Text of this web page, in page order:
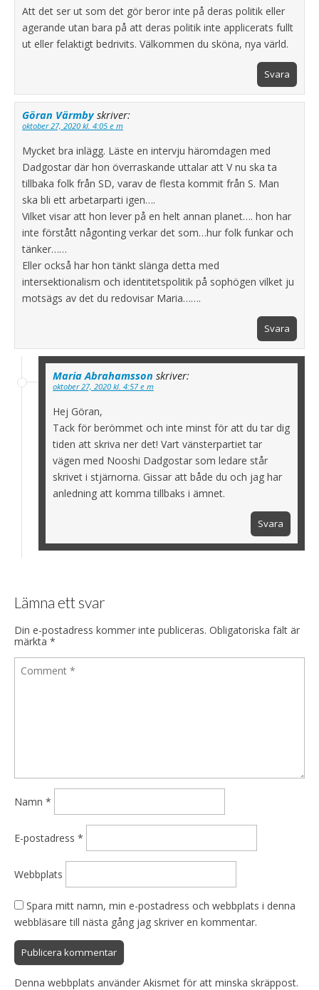
Att det ser ut som det gör beror inte på deras politik eller
agerande utan bara på att deras politik inte applicerats fullt
ut eller felaktigt bedrivits. Välkommen du sköna, nya värld.
Svara
Göran Värmby skriver:
oktober 27, 2020 kl. 4:05 e m
Mycket bra inlägg. Läste en intervju häromdagen med
Dadgostar där hon överraskande uttalar att V nu ska ta
tillbaka folk från SD, varav de flesta kommit från S. Man
ska bli ett arbetarparti igen….
Vilket visar att hon lever på en helt annan planet…. hon har
inte förstått någonting verkar det som…hur folk funkar och
tänker……
Eller också har hon tänkt slänga detta med
intersektionalism och identitetspolitik på sophögen vilket ju
motsägs av det du redovisar Maria…….
Svara
Maria Abrahamsson skriver:
oktober 27, 2020 kl. 4:57 e m
Hej Göran,
Tack för berömmet och inte minst för att du tar dig
tiden att skriva ner det! Vart vänsterpartiet tar
vägen med Nooshi Dadgostar som ledare står
skrivet i stjärnorna. Gissar att både du och jag har
anledning att komma tillbaks i ämnet.
Svara
Lämna ett svar
Din e-postadress kommer inte publiceras. Obligatoriska fält är
märkta *
Namn *
E-postadress *
Webbplats
Spara mitt namn, min e-postadress och webbplats i denna
webbläsare till nästa gång jag skriver en kommentar.
Denna webbplats använder Akismet för att minska skräppost.